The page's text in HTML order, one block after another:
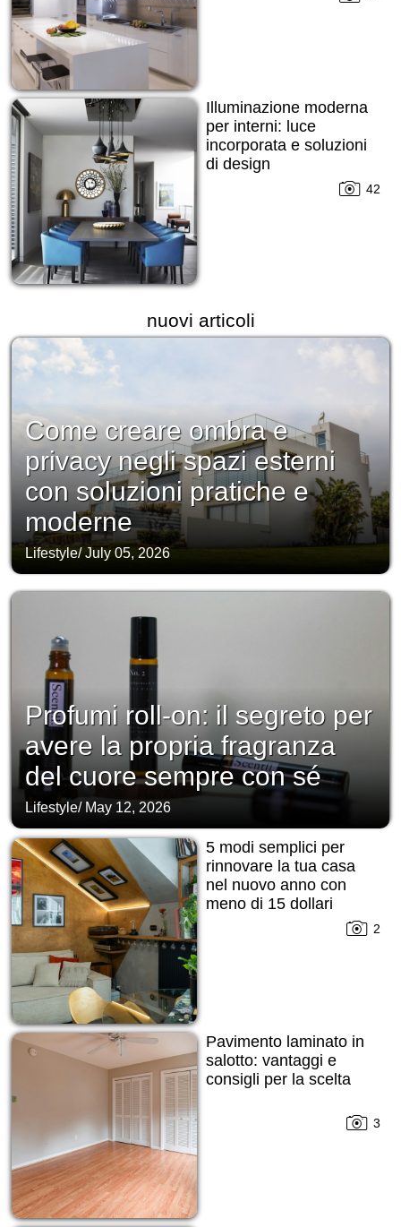
Illuminazione moderna
per interni: luce
incorporata e soluzioni
di design
42
nuovi articoli
Come creare ombra e
privacy negli spazi esterni
con soluzioni pratiche e
moderne
Lifestyle/July 05, 2026
Profumi roll-on: il segreto per
avere la propria fragranza
del cuore sempre con sé
Lifestyle/ May 12, 2026
5 modi semplici per
rinnovare la tua casa
nel nuovo anno con
meno di 15 dollari
2
Pavimento laminato in
salotto: vantaggi e
consigli per la scelta
3